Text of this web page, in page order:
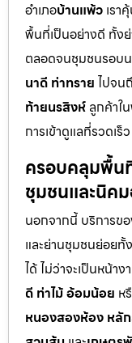
อำเภอบ้านแพ้ว เรา
พื้นที่เป็นอย่างดี ทั้ง
ตลอดจนชุมชนรอบ
นาดี ท่าทราย ไปจน
ท้ายนรสิงห์ ลูกค้าใ
การเข้าดูแลที่รวดเร็
ครอบคลุมพื้น
ชุมชนและนิค
นอกจากนี้ บริการข
และย่านชุมชนย่อย
ได้ ไม่ว่าจะเป็นหน้า
ดี ท่าไม้ อ้อมน้อย ห
หนองสองห้อง หลัก